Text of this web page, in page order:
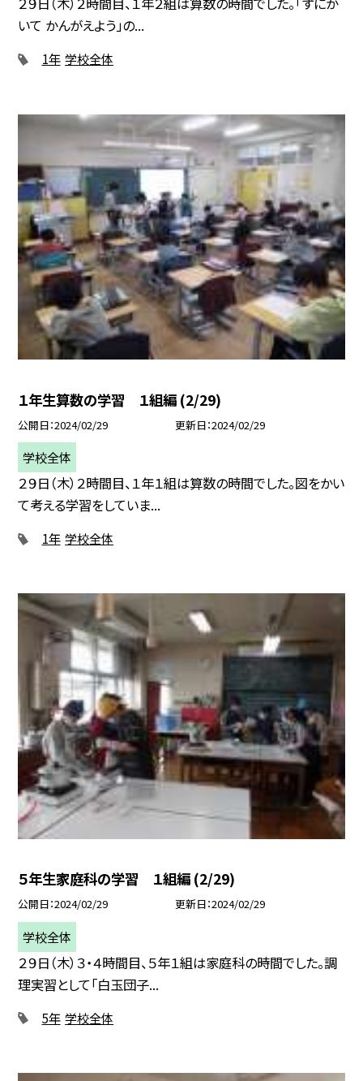
いて かんがえよう」の...
1年 学校全体
１年生算数の学習 １組編 (2/29)
公開日 2024/02/29 更新日 2024/02/29
学校全体
２９日（木）２時間目、１年１組は算数の時間でした。図をかい
て考える学習をしていま...
1年 学校全体
５年生家庭科の学習 １組編 (2/29)
公開日 2024/02/29 更新日 2024/02/29
学校全体
２９日（木）３・４時間目、５年１組は家庭科の時間でした。調
理実習として「白玉団子...
5年 学校全体